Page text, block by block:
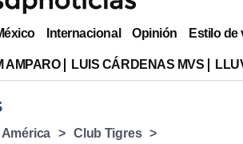
Internacional Opinión Estilo de
AMPARO LUIS CÁRDENAS MVS
Club Tigres